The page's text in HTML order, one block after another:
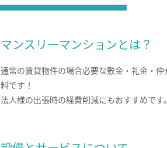
マンスリーマンションとは？
通常の賃貸物件の場合必要な敷金・礼金・仲
料です！
法人様の出張時の経費削減にもおすすめです。